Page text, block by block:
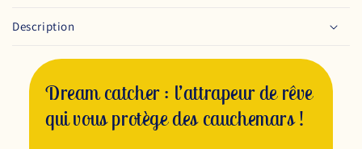
Description
Dream catcher : l’attrapeur de rêve
qui vous protège des cauchemars !